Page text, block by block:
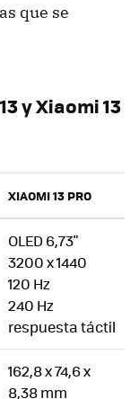
que se
y Xiaomi 13
XIAOMI 13 PRO
OLED 6,73"
3200 x 1440
120 Hz
240 Hz
respuesta táctil
162,8 x 74,6 x
8,38 mm